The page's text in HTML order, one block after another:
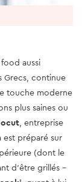
aussi
Grecs, continue
touche moderne
plus saines ou
, entreprise
est préparé sur
(dont le
d’être grillés –